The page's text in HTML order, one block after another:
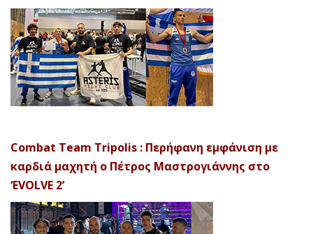
Combat Team Tripolis : Περήφανη εμφάνιση με
καρδιά μαχητή ο Πέτρος Μαστρογιάννης στο
‘EVOLVE 2’